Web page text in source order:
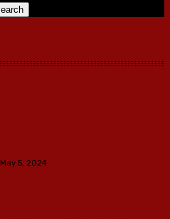
May 5, 2024